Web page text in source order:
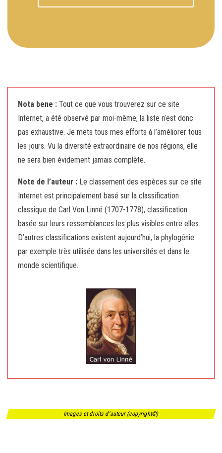
Nota bene : Tout ce que vous trouverez sur ce site
Internet, a été observé par moi-même, la liste n’est donc
pas exhaustive. Je mets tous mes efforts à l’améliorer tous
les jours. Vu la diversité extraordinaire de nos régions, elle
ne sera bien évidement jamais complète.
Note de l’auteur : Le classement des espèces sur ce site
Internet est principalement basé sur la classification
classique de Carl Von Linné (1707-1778), classification
basée sur leurs ressemblances les plus visibles entre elles.
D’autres classifications existent aujourd’hui, la phylogénie
par exemple très utilisée dans les universités et dans le
monde scientifique.
Images et droits d'auteur (copyright©)